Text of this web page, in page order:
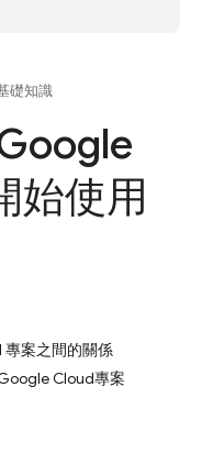
礎知識
始使用
專案之間的關係
Cloud專案